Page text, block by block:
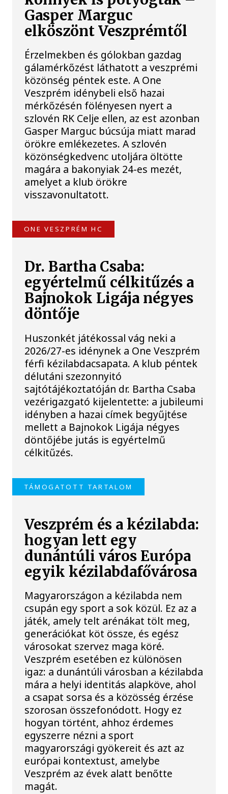
Gasper Marguc
elköszönt Veszprémtől
Érzelmekben és gólokban gazdag
gálamérkőzést láthatott a veszprémi
közönség péntek este. A One
Veszprém idénybeli első hazai
mérkőzésén fölényesen nyert a
szlovén RK Celje ellen, az est azonban
Gasper Marguc búcsúja miatt marad
örökre emlékezetes. A szlovén
közönségkedvenc utoljára öltötte
magára a bakonyiak 24-es mezét,
amelyet a klub örökre
visszavonultatott.
ONE VESZPRÉM HC
Dr. Bartha Csaba:
egyértelmű célkitűzés a
Bajnokok Ligája négyes
döntője
Huszonkét játékossal vág neki a
2026/27-es idénynek a One Veszprém
férfi kézilabdacsapata. A klub péntek
délutáni szezonnyitó
sajtótájékoztatóján dr. Bartha Csaba
vezérigazgató kijelentette: a jubileumi
idényben a hazai címek begyűjtése
mellett a Bajnokok Ligája négyes
döntőjébe jutás is egyértelmű
célkitűzés.
TÁMOGATOTT TARTALOM
Veszprém és a kézilabda:
hogyan lett egy
dunántúli város Európa
egyik kézilabdafővárosa
Magyarországon a kézilabda nem
csupán egy sport a sok közül. Ez az a
játék, amely telt arénákat tölt meg,
generációkat köt össze, és egész
városokat szervez maga köré.
Veszprém esetében ez különösen
igaz: a dunántúli városban a kézilabda
mára a helyi identitás alapköve, ahol
a csapat sorsa és a közösség érzése
szorosan összefonódott. Hogy ez
hogyan történt, ahhoz érdemes
egyszerre nézni a sport
magyarországi gyökereit és azt az
európai kontextust, amelybe
Veszprém az évek alatt benőtte
magát.